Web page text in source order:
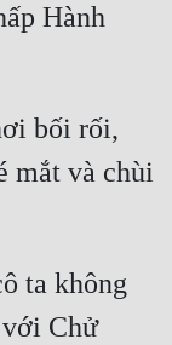
Hành
bối rối,
mắt và chùi
ta không
Chử